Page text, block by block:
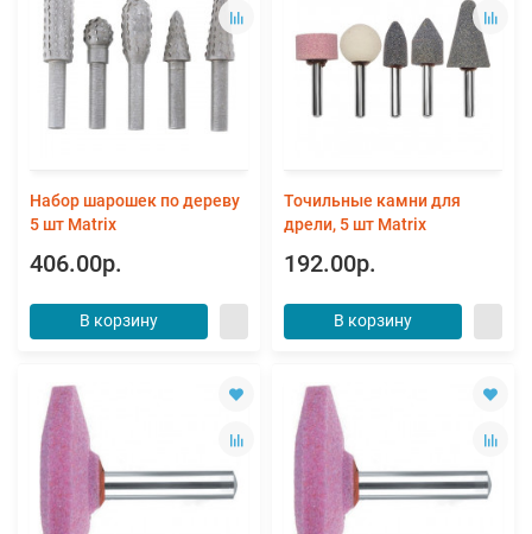
Набор шарошек по дереву
5 шт Matrix
406.00р.
В корзину
Точильные камни для
дрели, 5 шт Matrix
192.00р.
В корзину